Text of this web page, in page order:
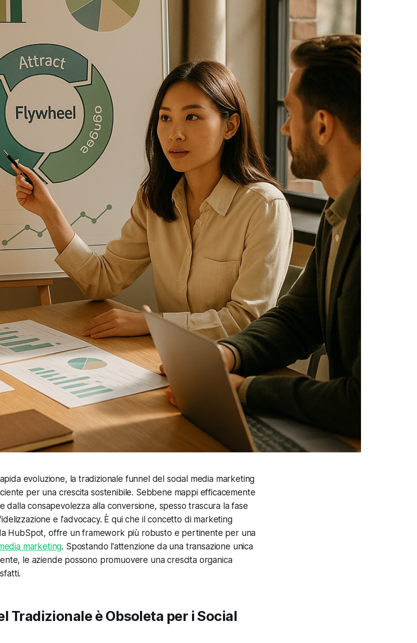
evoluzione, la tradizionale funnel del social media marketing
per una crescita sostenibile. Sebbene mappi efficacemente
dalla consapevolezza alla conversione, spesso trascura la fase
e l'advocacy. È qui che il concetto di marketing
HubSpot, offre un framework più robusto e pertinente per una
marketing. Spostando l'attenzione da una transazione unica
le aziende possono promuovere una crescita organica
Tradizionale è Obsoleta per i Social